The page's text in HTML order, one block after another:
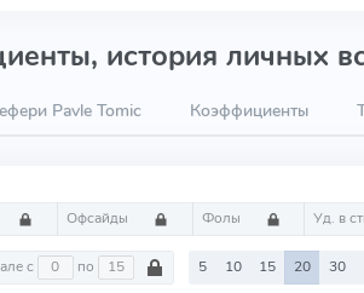
история личных
Pavle Tomic Коэффициенты
Офсайды Фолы Уд. в
На интервале с по 5 10 15 20 30